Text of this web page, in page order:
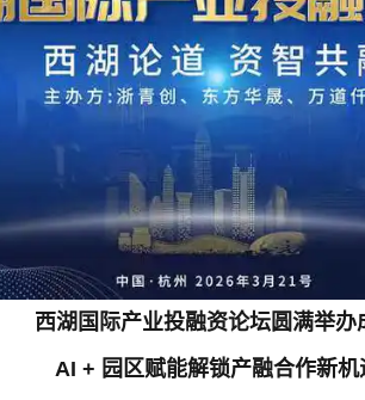
西湖国际产业投融资论坛圆满举办
AI + 园区赋能解锁产融合作新机